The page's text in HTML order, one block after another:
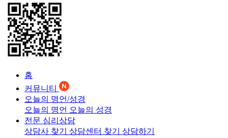
홈
커뮤니티
오늘의 명언/성경
오늘의 명언 오늘의 성경
전문 심리상담
상담사 찾기 상담센터 찾기 상담하기